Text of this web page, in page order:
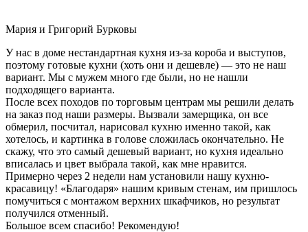
Мария и Григорий Бурковы
У нас в доме нестандартная кухня из-за короба и выступов,
поэтому готовые кухни (хоть они и дешевле) — это не наш
вариант. Мы с мужем много где были, но не нашли
подходящего варианта.
После всех походов по торговым центрам мы решили делать
на заказ под наши размеры. Вызвали замерщика, он все
обмерил, посчитал, нарисовал кухню именно такой, как
хотелось, и картинка в голове сложилась окончательно. Не
скажу, что это самый дешевый вариант, но кухня идеально
вписалась и цвет выбрала такой, как мне нравится.
Примерно через 2 недели нам установили нашу кухню-
красавицу! «Благодаря» нашим кривым стенам, им пришлось
помучиться с монтажом верхних шкафчиков, но результат
получился отменный.
Большое всем спасибо! Рекомендую!